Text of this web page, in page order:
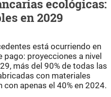
ecológicas:
en 2029
está ocurriendo en
pago: proyecciones a nivel
más del 90% de todas las
con materiales
apenas el 40% en 2024.